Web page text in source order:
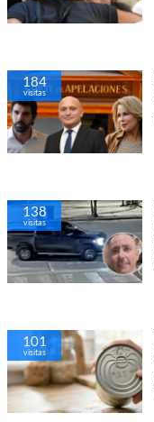
184
visitas
138
visitas
101
visitas